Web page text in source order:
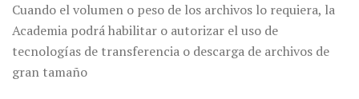
Cuando el volumen o peso de los archivos lo requiera, la
Academia podrá habilitar o autorizar el uso de
tecnologías de transferencia o descarga de archivos de
gran tamaño